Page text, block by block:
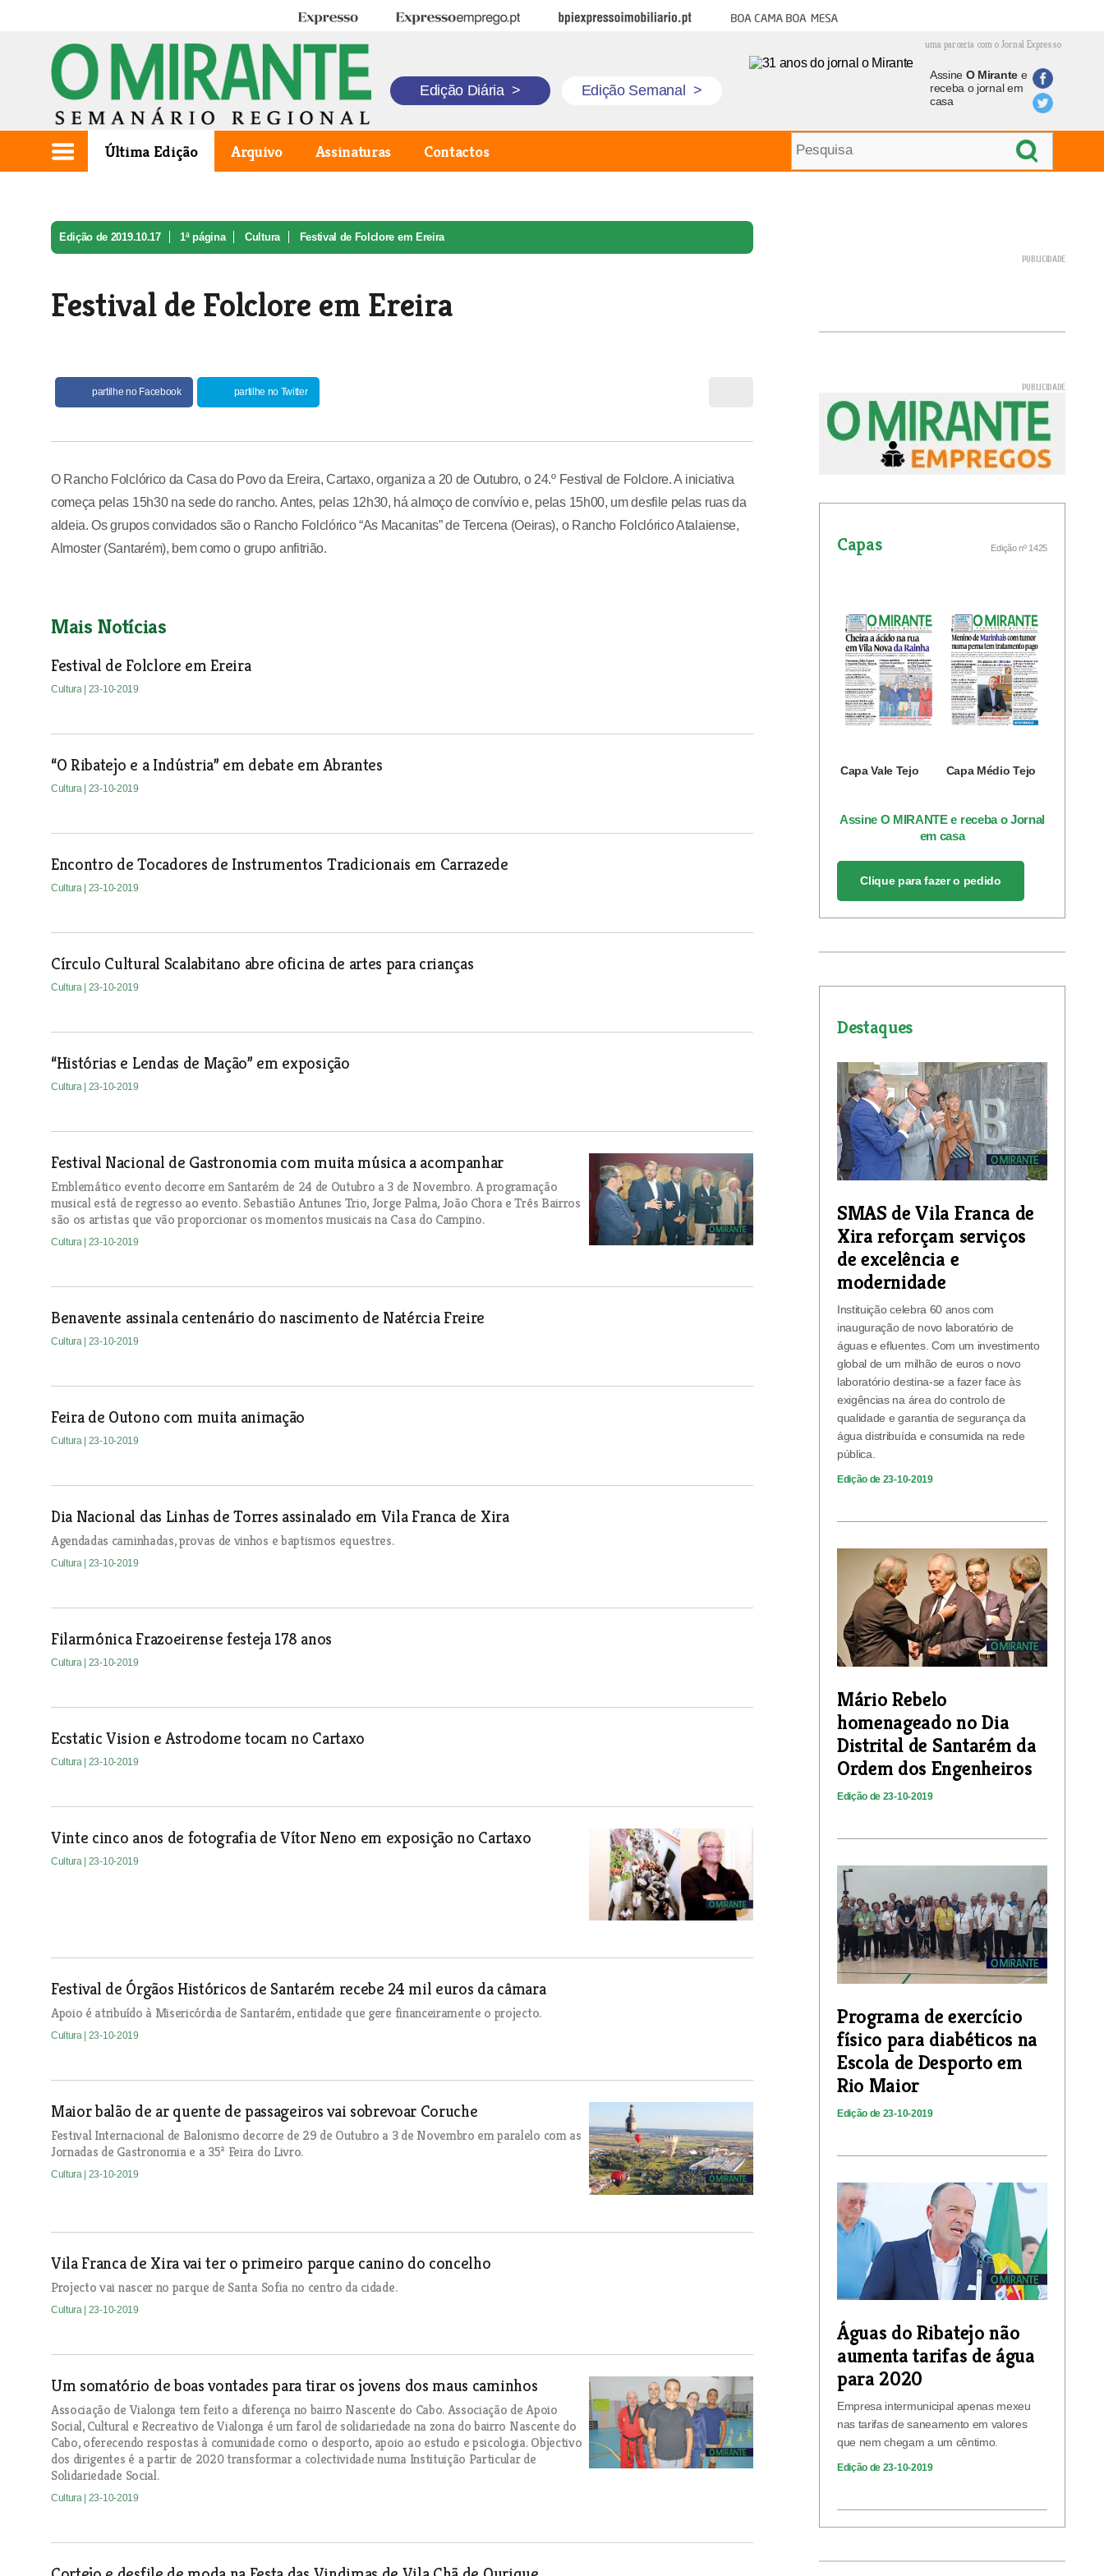
Expresso Expresso Emprego BPI Expresso Imobiliário Boa cama boa mesa
uma parceria com o Jornal Expresso
Edição Diária > Edição Semanal >
Assine O Mirantee
receba o jornal em
casa
Última Edição Arquivo Assinaturas Contactos
Edição de 2019.10.17 1ª página Cultura Festival de Folclore em Ereira
Festival de Folclore em Ereira
partilhe no Facebook partilhe no Twitter
O Rancho Folclórico da Casa do Povo da Ereira, Cartaxo, organiza a 20 de Outubro, o 24.º Festival de Folclore. A iniciativa
começa pelas 15h30 na sede do rancho. Antes, pelas 12h30, há almoço de convívio e, pelas 15h00, um desfile pelas ruas da
aldeia. Os grupos convidados são o Rancho Folclórico “As Macanitas” de Tercena (Oeiras), o Rancho Folclórico Atalaiense,
Almoster (Santarém), bem como o grupo anfitrião.
Mais Notícias
Festival de Folclore em Ereira
Cultura | 23-10-2019
“O Ribatejo e a Indústria” em debate em Abrantes
Cultura | 23-10-2019
Encontro de Tocadores de Instrumentos Tradicionais em Carrazede
Cultura | 23-10-2019
Círculo Cultural Scalabitano abre oficina de artes para crianças
Cultura | 23-10-2019
“Histórias e Lendas de Mação” em exposição
Cultura | 23-10-2019
Festival Nacional de Gastronomia com muita música a acompanhar
Emblemático evento decorre em Santarém de 24 de Outubro a 3 de Novembro. A programação
musical está de regresso ao evento. Sebastião Antunes Trio, Jorge Palma, João Chora e Três Bairros
são os artistas que vão proporcionar os momentos musicais na Casa do Campino.
Cultura | 23-10-2019
Benavente assinala centenário do nascimento de Natércia Freire
Cultura | 23-10-2019
Feira de Outono com muita animação
Cultura | 23-10-2019
Dia Nacional das Linhas de Torres assinalado em Vila Franca de Xira
Agendadas caminhadas, provas de vinhos e baptismos equestres.
Cultura | 23-10-2019
Filarmónica Frazoeirense festeja 178 anos
Cultura | 23-10-2019
Ecstatic Vision e Astrodome tocam no Cartaxo
Cultura | 23-10-2019
Vinte cinco anos de fotografia de Vítor Neno em exposição no Cartaxo
Cultura | 23-10-2019
Festival de Órgãos Históricos de Santarém recebe 24 mil euros da câmara
Apoio é atribuído à Misericórdia de Santarém, entidade que gere financeiramente o projecto.
Cultura | 23-10-2019
Maior balão de ar quente de passageiros vai sobrevoar Coruche
Festival Internacional de Balonismo decorre de 29 de Outubro a 3 de Novembro em paralelo com as
Jornadas de Gastronomia e a 35ª Feira do Livro.
Cultura | 23-10-2019
Vila Franca de Xira vai ter o primeiro parque canino do concelho
Projecto vai nascer no parque de Santa Sofia no centro da cidade.
Cultura | 23-10-2019
Um somatório de boas vontades para tirar os jovens dos maus caminhos
Associação de Vialonga tem feito a diferença no bairro Nascente do Cabo. Associação de Apoio
Social, Cultural e Recreativo de Vialonga é um farol de solidariedade na zona do bairro Nascente do
Cabo, oferecendo respostas à comunidade como o desporto, apoio ao estudo e psicologia. Objectivo
dos dirigentes é a partir de 2020 transformar a colectividade numa Instituição Particular de
Solidariedade Social.
Cultura | 23-10-2019
Capas Edição nº 1425
Capa Vale Tejo Capa Médio Tejo
Assine O MIRANTE e receba o Jornal
em casa
Clique para fazer o pedido
Destaques
SMAS de Vila Franca de
Xira reforçam serviços
de excelência e
modernidade
Instituição celebra 60 anos com
inauguração de novo laboratório de
águas e efluentes. Com um investimento
global de um milhão de euros o novo
laboratório destina-se a fazer face às
exigências na área do controlo de
qualidade e garantia de segurança da
água distribuída e consumida na rede
pública.
Edição de 23-10-2019
Mário Rebelo
homenageado no Dia
Distrital de Santarém da
Ordem dos Engenheiros
Edição de 23-10-2019
Programa de exercício
físico para diabéticos na
Escola de Desporto em
Rio Maior
Edição de 23-10-2019
Águas do Ribatejo não
aumenta tarifas de água
para 2020
Empresa intermunicipal apenas mexeu
nas tarifas de saneamento em valores
que nem chegam a um cêntimo.
Edição de 23-10-2019